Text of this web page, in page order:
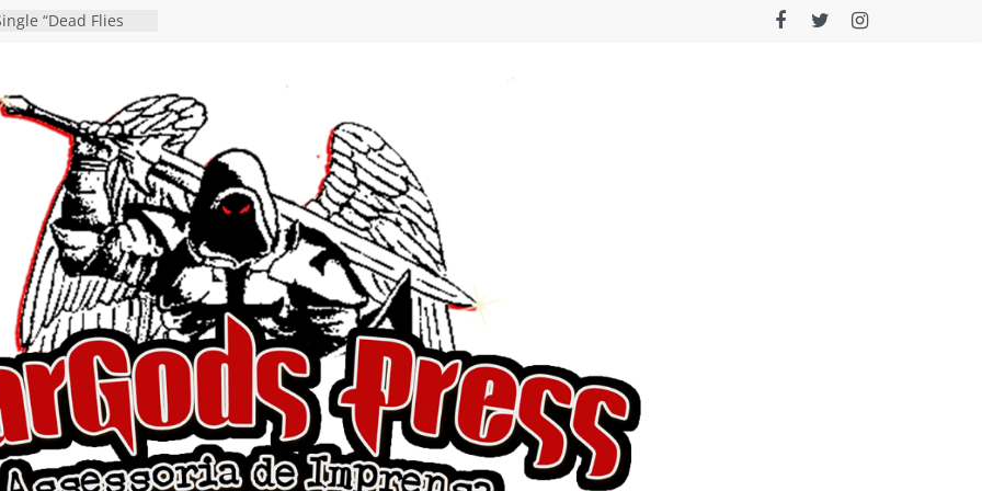
“Dead Flies
Rig” definitivo
Hell’s Heroes
de guitar & bass
“Eclipse”, segundo
“Dreaming”
a
e a artificialidade
e videoclipe de
gaúcha de Heavy
“Hellforge”